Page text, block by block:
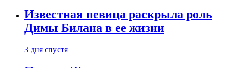
Известная певица раскрыла роль
Димы Билана в ее жизни
3 дня спустя